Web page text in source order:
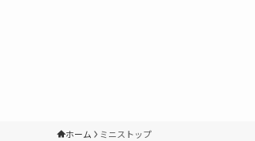
ホーム ミニストップ